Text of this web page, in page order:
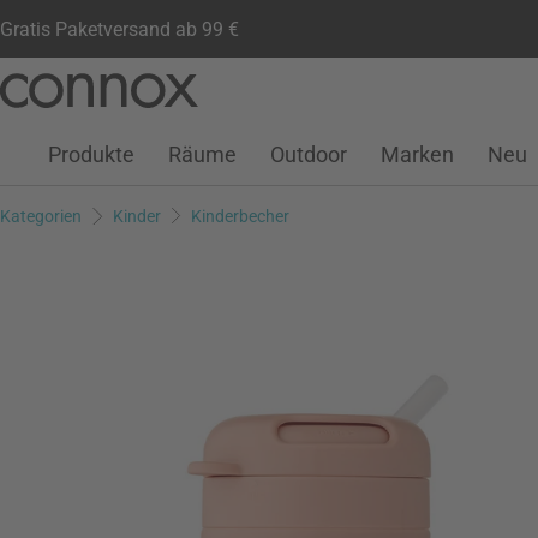
Gratis Paketversand ab 99 €
Seiteninhalt
Suchfeld
Kundenkonto
Wunschliste
Warenkorb
Produkte Räume Outdoor Marken Neu
Kategorien Kinder Kinderbecher